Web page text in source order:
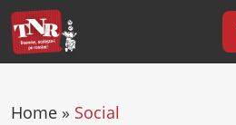
Home » Social